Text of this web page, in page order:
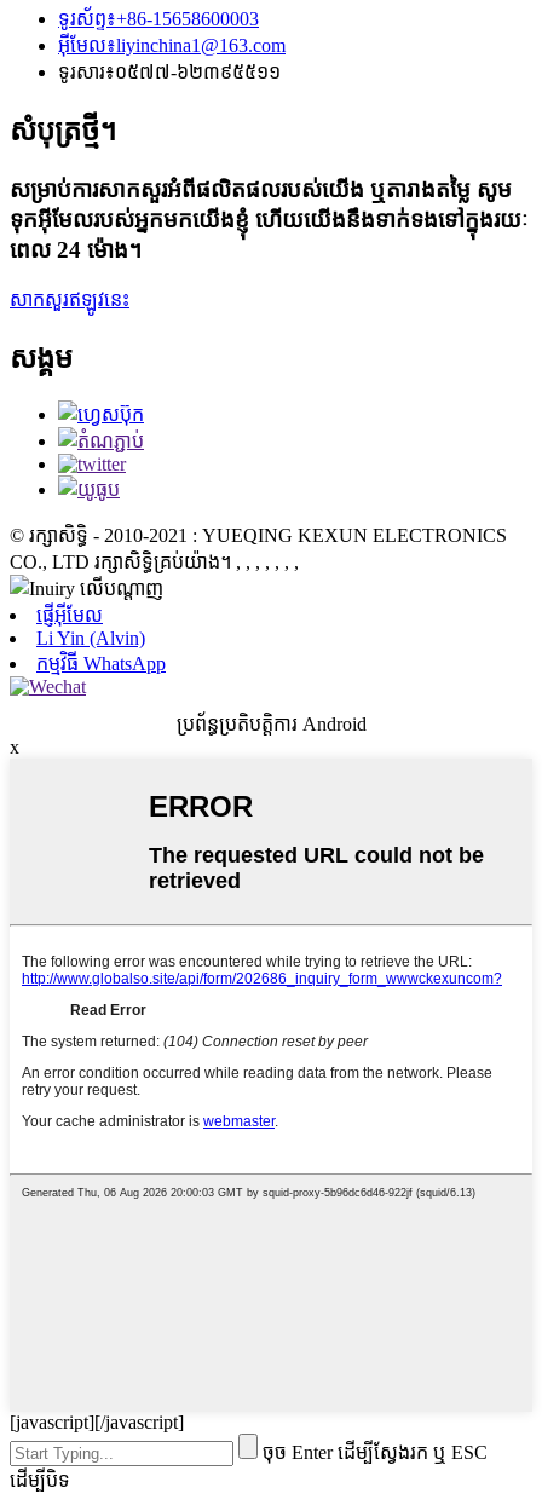
ទូរស័ព្ទ៖+86-15658600003
អ៊ីមែល៖liyinchina1@163.com
ទូរសារ៖០៥៧៧-៦២៣៩៥៥១១
សំបុត្រថ្មី។
សម្រាប់ការសាកសួរអំពីផលិតផលរបស់យើង ឬតារាងតម្លៃ សូម
ទុកអ៊ីមែលរបស់អ្នកមកយើងខ្ញុំ ហើយយើងនឹងទាក់ទងទៅក្នុងរយៈ
ពេល 24 ម៉ោង។
សាកសួរឥឡូវនេះ
សង្គម
© រក្សាសិទ្ធិ - 2010-2021 : YUEQING KEXUN ELECTRONICS
CO., LTD រក្សាសិទ្ធិគ្រប់យ៉ាង។ , , , , , , ,
ផ្ញើអ៊ីមែល
Li Yin (Alvin)
កម្មវិធី WhatsApp
ប្រព័ន្ធប្រតិបត្តិការ Android
x
[javascript][/javascript]
ចុច Enter ដើម្បីស្វែងរក ឬ ESC
ដើម្បីបិទ